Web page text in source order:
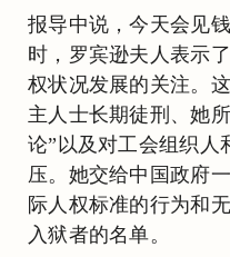
报导中说，今天会见
时，罗宾逊夫人表示
权状况发展的关注。
主人士长期徒刑、她
论”以及对工会组织人
压。她交给中国政府
际人权标准的行为和
入狱者的名单。